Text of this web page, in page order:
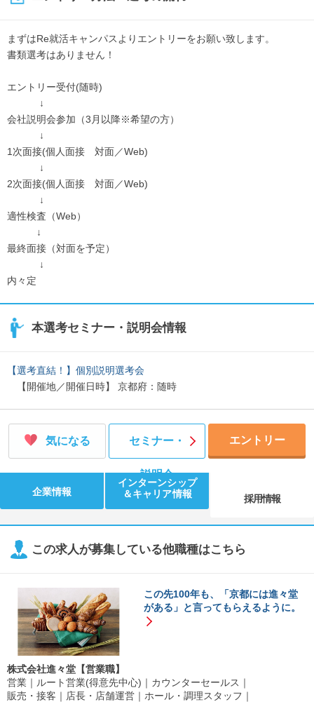
まずはRe就活キャンパスよりエントリーをお願い致します。
書類選考はありません！
エントリー受付(随時)
↓
会社説明会参加（3月以降※希望の方）
↓
1次面接(個人面接 対面／Web)
↓
2次面接(個人面接 対面／Web)
↓
適性検査（Web）
↓
最終面接（対面を予定）
↓
内々定
本選考セミナー・説明会情報
【選考直結！】個別説明選考会
【開催地／開催日時】 京都府：随時
気になる セミナー・
説明会
エントリー
企業情報
インターンシップ
＆キャリア情報
採用情報
この求人が募集している他職種はこちら
この先100年も、「京都には進々堂
がある」と言ってもらえるように。
株式会社進々堂【営業職】
営業
ルート営業(得意先中心)
カウンターセールス
販売・接客
店長・店舗運営
ホール・調理スタッフ